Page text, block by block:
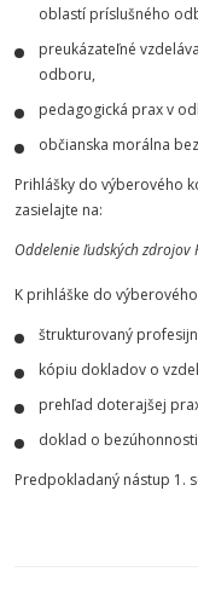
oblastí príslušného
preukázateľné
odboru,
pedagogická prax v
občianska morálna
Prihlášky do výberového
zasielajte na:
Oddelenie ľudských zdrojov
K prihláške do
štrukturovaný
kópiu dokladov o
prehľad doterajšej
doklad o
Predpokladaný nástup 1.